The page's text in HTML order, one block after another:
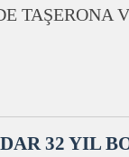
TAŞERONA
32 YIL